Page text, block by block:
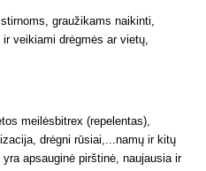
graužikams naikinti,
veikiami drėgmės ar vietų,
meilėsbitrex (repelentas),
drėgni rūsiai,...namų ir kitų
apsauginė pirštinė, naujausia ir